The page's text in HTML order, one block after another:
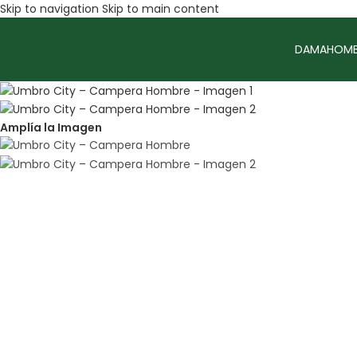
Skip to navigation Skip to main content
DAMA
Amplía la Imagen